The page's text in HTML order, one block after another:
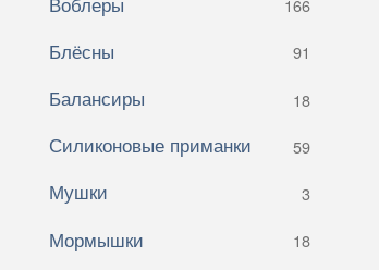
166
Блёсны 91
Балансиры 18
Силиконовые приманки 59
Мушки 3
Мормышки 18